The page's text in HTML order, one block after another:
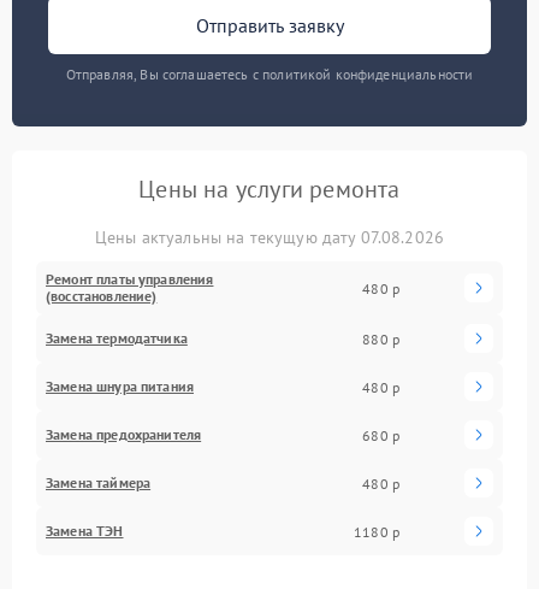
Отправить заявку
Отправляя, Вы соглашаетесь с политикой конфиденциальности
Цены на услуги ремонта
Цены актуальны на текущую дату 07.08.2026
Ремонт платы управления
(восстановление)
480 р
Замена термодатчика 880 р
Замена шнура питания 480 р
Замена предохранителя 680 р
Замена таймера 480 р
Замена ТЭН 1180 р